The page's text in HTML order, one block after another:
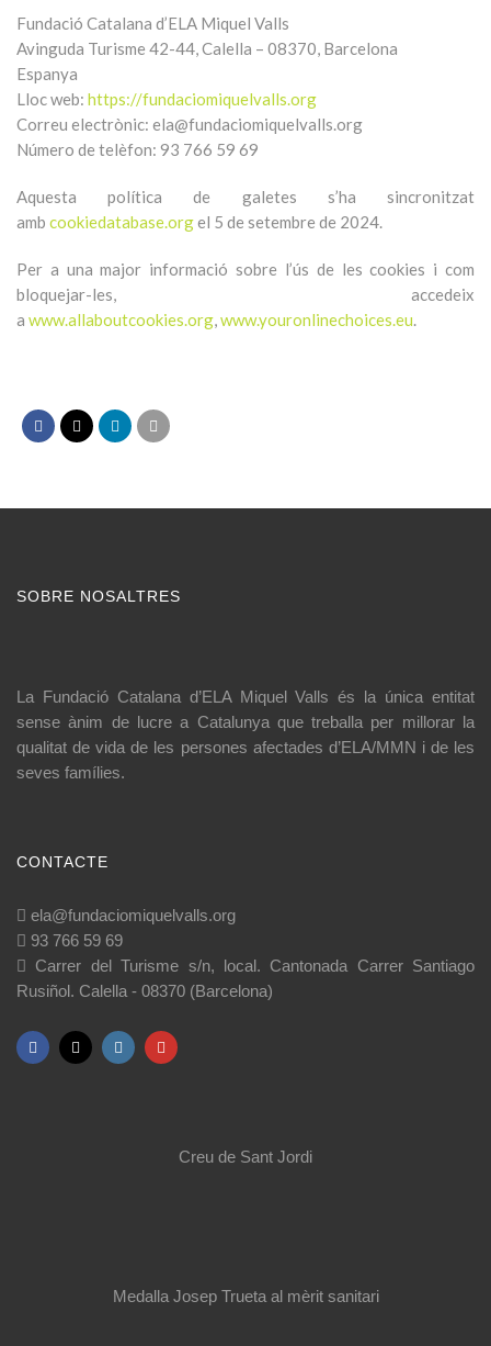
Fundació Catalana d’ELA Miquel Valls
Avinguda Turisme 42-44, Calella – 08370, Barcelona
Espanya
Lloc web: https://fundaciomiquelvalls.org
Correu electrònic: ela@fundaciomiquelvalls.org
Número de telèfon: 93 766 59 69
Aquesta política de galetes s’ha sincronitzat
amb cookiedatabase.orgel 5 de setembre de 2024.
Per a una major informació sobre l’ús de les cookies i com
bloquejar-les, accedeix
a www.allaboutcookies.org,www.youronlinechoices.eu.
SOBRE NOSALTRES
La Fundació Catalana d’ELA Miquel Valls és la única entitat
sense ànim de lucre a Catalunya que treballa per millorar la
qualitat de vida de les persones afectades d’ELA/MMN i de les
seves famílies.
CONTACTE
ela@fundaciomiquelvalls.org
93 766 59 69
Carrer del Turisme s/n, local. Cantonada Carrer Santiago
Rusiñol. Calella - 08370 (Barcelona)
Creu de Sant Jordi